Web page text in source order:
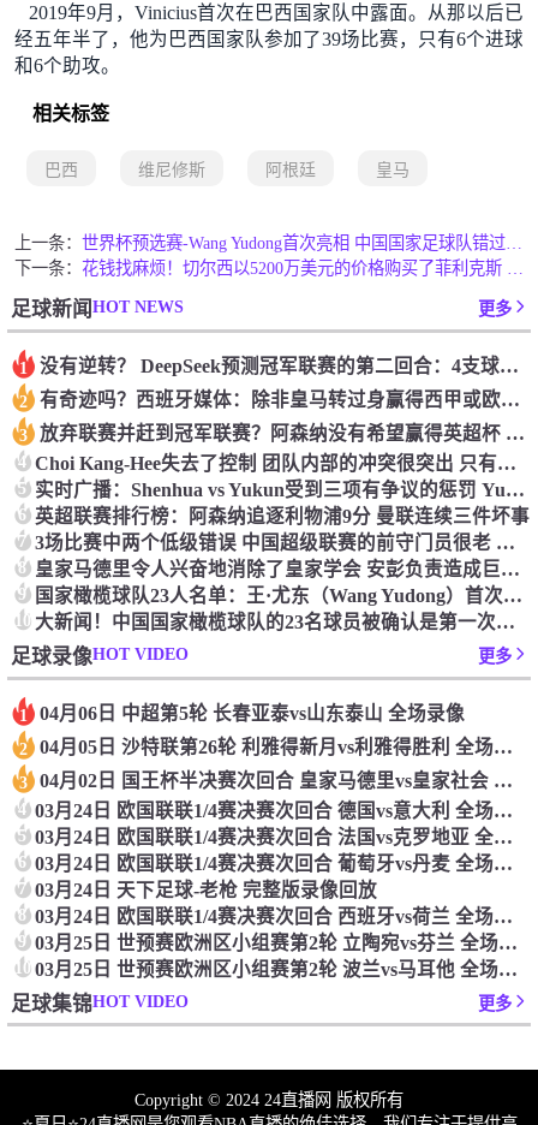
2019年9月，Vinicius首次在巴西国家队中露面。从那以后已
经五年半了，他为巴西国家队参加了39场比赛，只有6个进球
和6个助攻。
相关标签
巴西 维尼修斯 阿根廷 皇马
上一条：
世界杯预选赛-Wang Yudong首次亮相 中国国家足球队错过了世界杯0-2
下一条：
足球新闻HOT NEWS 更多
1 没有逆转？ DeepSeek预测冠军联赛的第二回合：4支球队在第一回合中获胜 枪手输了
2 有奇迹吗？西班牙媒体：除非皇马转过身赢得西甲或欧洲冠军
3 放弃联赛并赶到冠军联赛？阿森纳没有希望赢得英超杯 赢得欧洲冠军的可能性
4 Choi Kang-Hee失去了控制 团队内部的冲突很突出 只有一个人可以从水火中拯救崔孔
5 实时广播：Shenhua vs Yukun受到三项有争议的惩罚 Yukun将向中国足球联合会提出投诉
6 英超联赛排行榜：阿森纳追逐利物浦9分 曼联连续三件坏事
7 3场比赛中两个低级错误 中国超级联赛的前守门员很老 是时候让位了 最好的继任者出现
8 皇家马德里令人兴奋地消除了皇家学会 安彭负责造成巨大的灾难！
9 国家橄榄球队23人名单：王·尤东（Wang Yudong）首次被选为第11名 塞吉尼奥（Serginho）在名单上
10 大新闻！中国国家橄榄球队的23名球员被确认是第一次进入阵容
足球录像HOT VIDEO 更多
1 04月06日 中超第5轮 长春亚泰vs山东泰山 全场录像
2 04月05日 沙特联第26轮 利雅得新月vs利雅得胜利 全场录像
3 04月02日 国王杯半决赛次回合 皇家马德里vs皇家社会 全场录像
4 03月24日 欧国联联1/4赛决赛次回合 德国vs意大利 全场录像回放
5 03月24日 欧国联联1/4赛决赛次回合 法国vs克罗地亚 全场录像回放
6 03月24日 欧国联联1/4赛决赛次回合 葡萄牙vs丹麦 全场录像回放
7 03月24日 天下足球-老枪 完整版录像回放
8 03月24日 欧国联联1/4赛决赛次回合 西班牙vs荷兰 全场录像回放
9 03月25日 世预赛欧洲区小组赛第2轮 立陶宛vs芬兰 全场录像回放
10 03月25日 世预赛欧洲区小组赛第2轮 波兰vs马耳他 全场录像回放
足球集锦HOT VIDEO 更多
Copyright © 2024 24直播网 版权所有